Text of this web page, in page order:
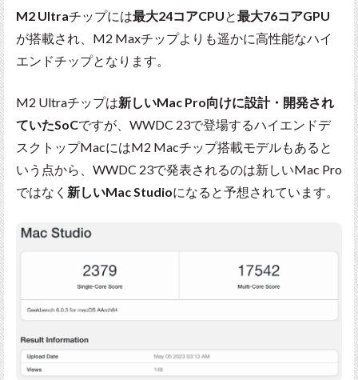
M2 Ultraチップには最大24コアCPUと最大76コアGPU
が搭載され、M2 Maxチップよりも遥かに高性能なハイ
エンドチップとなります。
M2 Ultraチップは新しいMac Pro向けに設計・開発され
ていたSoCですが、WWDC 23で登場するハイエンドデ
スクトップMacにはM2 Macチップ搭載モデルもあると
いう点から、WWDC 23で発表されるのは新しいMac Pro
ではなく 新しいMac Studioになると予想されています。